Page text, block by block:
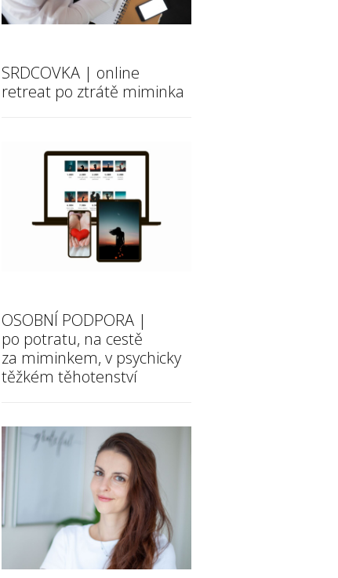
SRDCOVKA | online
retreat po ztrátě miminka
OSOBNÍ PODPORA |
po potratu, na cestě
za miminkem, v psychicky
těžkém těhotenství